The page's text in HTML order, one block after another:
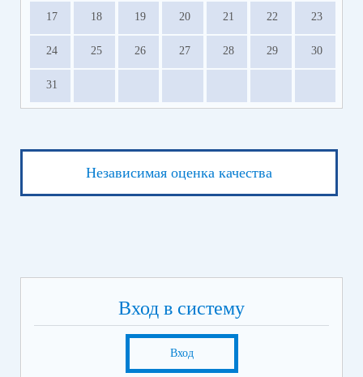
17 18 19 20 21 22 23
24 25 26 27 28 29 30
31
Независимая оценка качества
Вход в систему
Вход